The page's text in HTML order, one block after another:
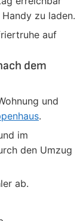
zu laden.
auf
dem
und
.
im
den Umzug
ab.